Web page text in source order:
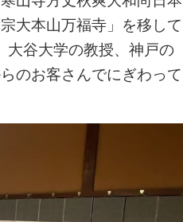
大本山万福寺」を移して
大谷大学の教授、神戸の
のお客さんでにぎわって